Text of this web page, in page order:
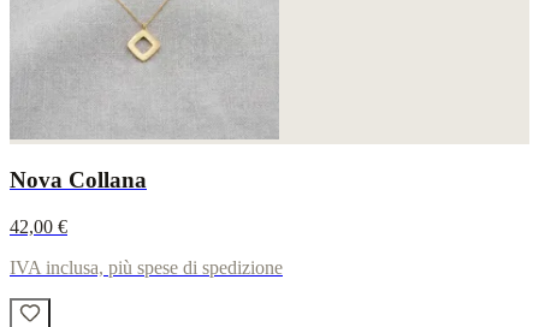
Nova Collana
42,00 €
IVA inclusa, più spese di spedizione